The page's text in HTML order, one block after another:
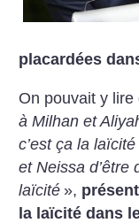
placardées
On pouvait y
à Milhan et
c’est ça la laïcité
et Neissa d’être
laïcité »,
la laïcité dans